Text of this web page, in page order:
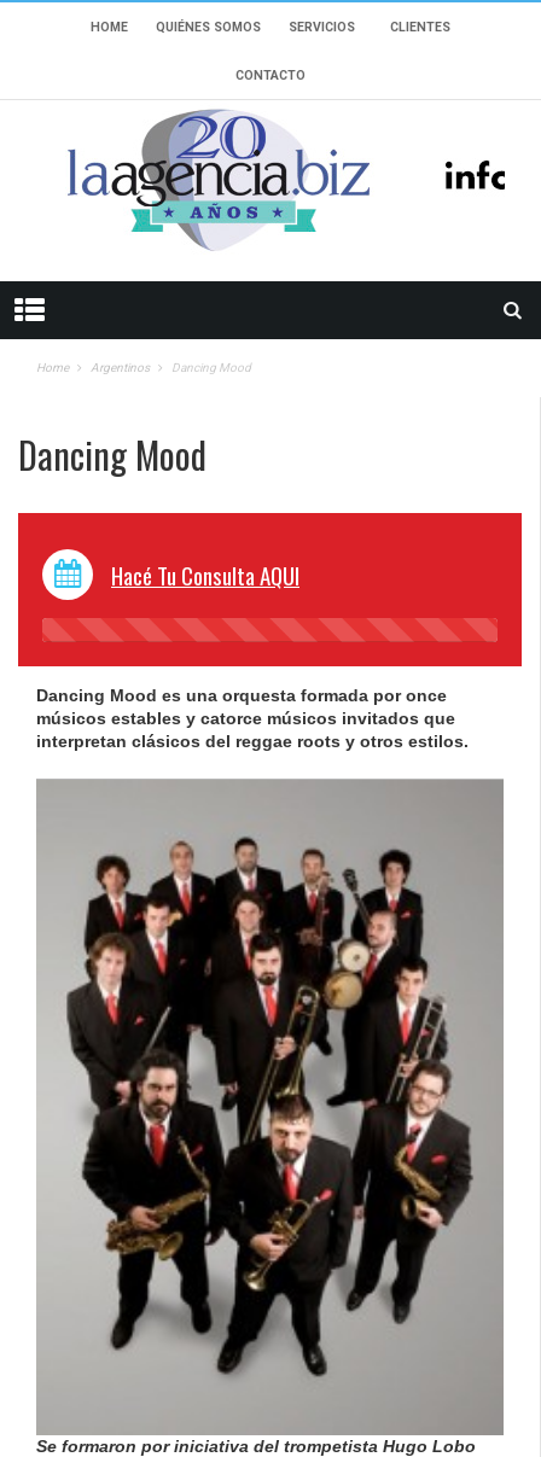
HOME QUIÉNES SOMOS SERVICIOS CLIENTES
CONTACTO
Home Argentinos Dancing Mood
Dancing Mood
Hacé Tu Consulta AQUI
45%
Dancing Mood es una orquesta formada por once
músicos estables y catorce músicos invitados que
interpretan clásicos del reggae roots y otros estilos.
Se formaron por iniciativa del trompetista Hugo Lobo